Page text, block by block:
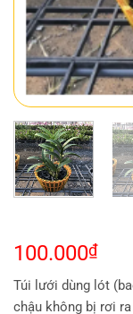
100.000₫
Túi lưới dùng lót
chậu không bị rơi